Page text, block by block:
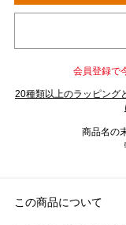
会員登録で
20種類以上のラッピング
商品名の
この商品について